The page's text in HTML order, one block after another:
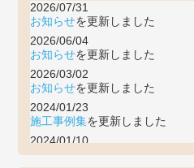
2026/07/31
お知らせを更新しました
2026/06/04
お知らせを更新しました
2026/03/02
お知らせを更新しました
2024/01/23
施工事例集を更新しました
2024/01/10
お知らせを更新しました